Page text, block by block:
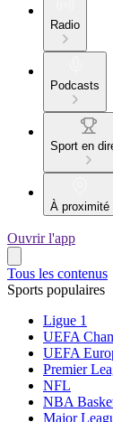
Radio
Podcasts
Sport en
À proximité
Ouvrir l'app
Tous les contenus
Sports populaires
Ligue 1
UEFA
UEFA
Premier
NFL
NBA
Major